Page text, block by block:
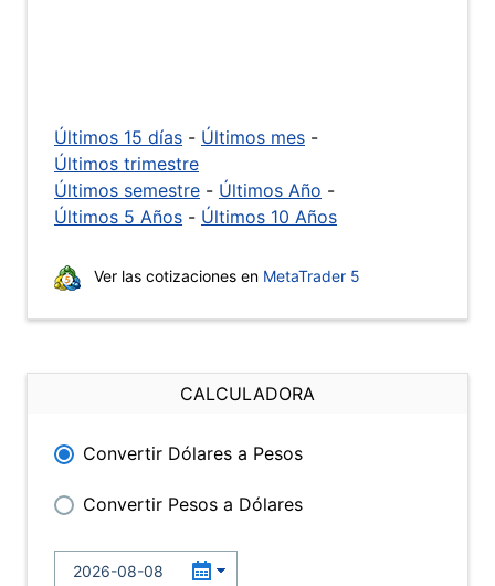
Últimos 15 días - Últimos mes -
Últimos trimestre
Últimos semestre - Últimos Año -
Últimos 5 Años - Últimos 10 Años
Ver las cotizaciones en MetaTrader 5
CALCULADORA
Convertir Dólares a Pesos
Convertir Pesos a Dólares